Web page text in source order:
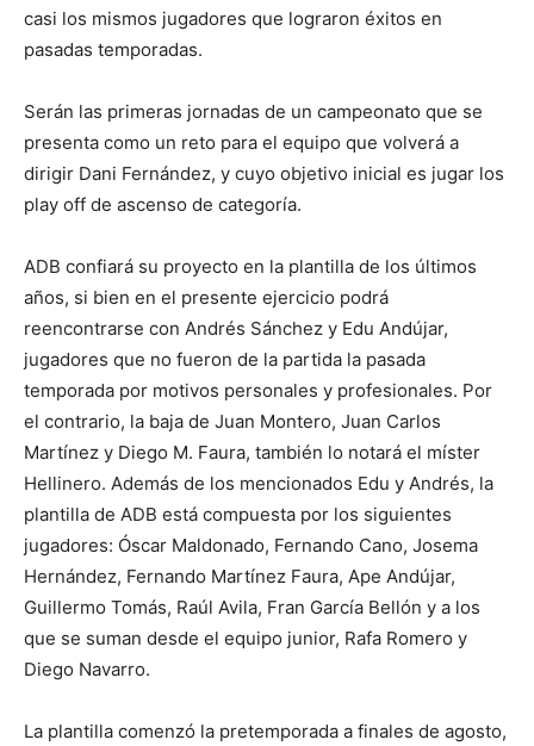
casi los mismos jugadores que lograron éxitos en
pasadas temporadas.
Serán las primeras jornadas de un campeonato que se
presenta como un reto para el equipo que volverá a
dirigir Dani Fernández, y cuyo objetivo inicial es jugar los
play off de ascenso de categoría.
ADB confiará su proyecto en la plantilla de los últimos
años, si bien en el presente ejercicio podrá
reencontrarse con Andrés Sánchez y Edu Andújar,
jugadores que no fueron de la partida la pasada
temporada por motivos personales y profesionales. Por
el contrario, la baja de Juan Montero, Juan Carlos
Martínez y Diego M. Faura, también lo notará el míster
Hellinero. Además de los mencionados Edu y Andrés, la
plantilla de ADB está compuesta por los siguientes
jugadores: Óscar Maldonado, Fernando Cano, Josema
Hernández, Fernando Martínez Faura, Ape Andújar,
Guillermo Tomás, Raúl Avila, Fran García Bellón y a los
que se suman desde el equipo junior, Rafa Romero y
Diego Navarro.
La plantilla comenzó la pretemporada a finales de agosto,